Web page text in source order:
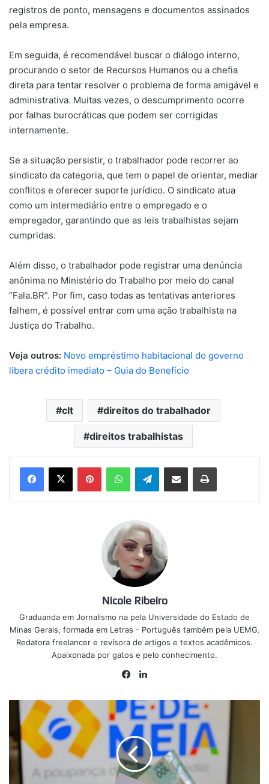
registros de ponto, mensagens e documentos assinados
pela empresa.
Em seguida, é recomendável buscar o diálogo interno,
procurando o setor de Recursos Humanos ou a chefia
direta para tentar resolver o problema de forma amigável e
administrativa. Muitas vezes, o descumprimento ocorre
por falhas burocráticas que podem ser corrigidas
internamente.
Se a situação persistir, o trabalhador pode recorrer ao
sindicato da categoria, que tem o papel de orientar, mediar
conflitos e oferecer suporte jurídico. O sindicato atua
como um intermediário entre o empregado e o
empregador, garantindo que as leis trabalhistas sejam
cumpridas.
Além disso, o trabalhador pode registrar uma denúncia
anônima no Ministério do Trabalho por meio do canal
“Fala.BR”. Por fim, caso todas as tentativas anteriores
falhem, é possível entrar com uma ação trabalhista na
Justiça do Trabalho.
Veja outros: Novo empréstimo habitacional do governo
libera crédito imediato – Guia do Benefício
clt direitos do trabalhador
direitos trabalhistas
PinterestWhatsAppTelegramCompartilhar via e-mail Imprimir
Nicole Ribeiro
Graduanda em Jornalismo na pela Universidade do Estado de
Minas Gerais, formada em Letras - Português também pela UEMG.
Redatora freelancer e revisora de artigos e textos acadêmicos.
Apaixonada por gatos e pelo conhecimento.
Facebook
Saiba
quando
Pé-
de-
Meia